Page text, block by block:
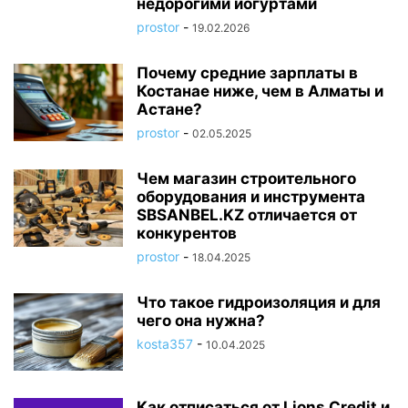
недорогими йогуртами
prostor - 19.02.2026
Почему средние зарплаты в
Костанае ниже, чем в Алматы и
Астане?
prostor - 02.05.2025
Чем магазин строительного
оборудования и инструмента
SBSANBEL.KZ отличается от
конкурентов
prostor - 18.04.2025
Что такое гидроизоляция и для
чего она нужна?
kosta357 - 10.04.2025